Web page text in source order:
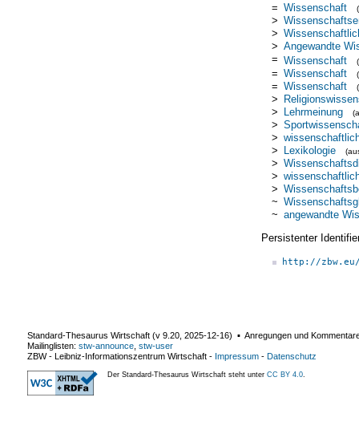
= Wissenschaft
>
>
> Angewandte
= Wissenschaft
= Wissenschaft
= Wissenschaft
>
> Lehrmeinung
>
>
> Lexikologie
>
>
>
~
~ angewandte
Persistenter
http://
Standard-Thesaurus Wirtschaft (v 9.20 2025-12-16) ▪ Anregungen und
Mailinglisten: stw-announce stw-user
ZBW - Leibniz-Informationszentrum Wirtschaft - Impressum - Datenschutz
Der Standard-Thesaurus Wirtschaft steht unter CC BY 4.0